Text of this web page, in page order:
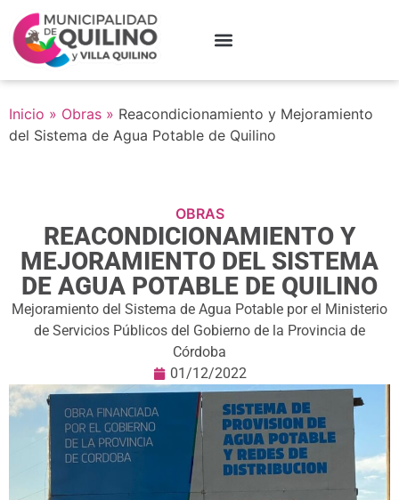
Inicio » Obras » Reacondicionamiento y Mejoramiento
del Sistema de Agua Potable de Quilino
OBRAS
REACONDICIONAMIENTO Y
MEJORAMIENTO DEL SISTEMA
DE AGUA POTABLE DE QUILINO
Mejoramiento del Sistema de Agua Potable por el Ministerio
de Servicios Públicos del Gobierno de la Provincia de
Córdoba
01/12/2022